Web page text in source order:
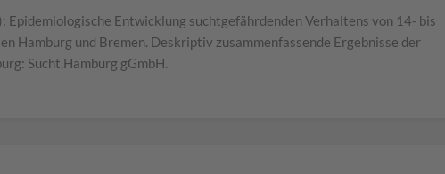
Epidemiologische Entwicklung suchtgefährdenden Verhaltens von 14- bis
Hamburg und Bremen. Deskriptiv zusammenfassende Ergebnisse der
Sucht.Hamburg gGmbH.